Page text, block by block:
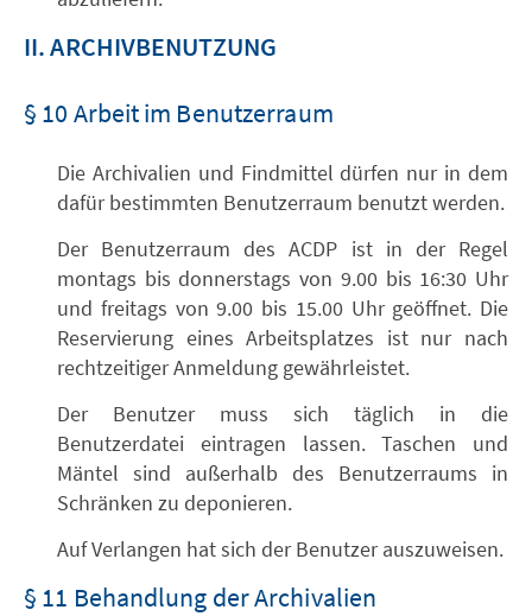
II. ARCHIVBENUTZUNG
§ 10 Arbeit im Benutzerraum
Die Archivalien und Findmittel dürfen nur in dem
dafür bestimmten Benutzerraum benutzt werden.
Der Benutzerraum des ACDP ist in der Regel
montags bis donnerstags von 9.00 bis 16:30 Uhr
und freitags von 9.00 bis 15.00 Uhr geöffnet. Die
Reservierung eines Arbeitsplatzes ist nur nach
rechtzeitiger Anmeldung gewährleistet.
Der Benutzer muss sich täglich in die
Benutzerdatei eintragen lassen. Taschen und
Mäntel sind außerhalb des Benutzerraums in
Schränken zu deponieren.
Auf Verlangen hat sich der Benutzer auszuweisen.
§ 11 Behandlung der Archivalien